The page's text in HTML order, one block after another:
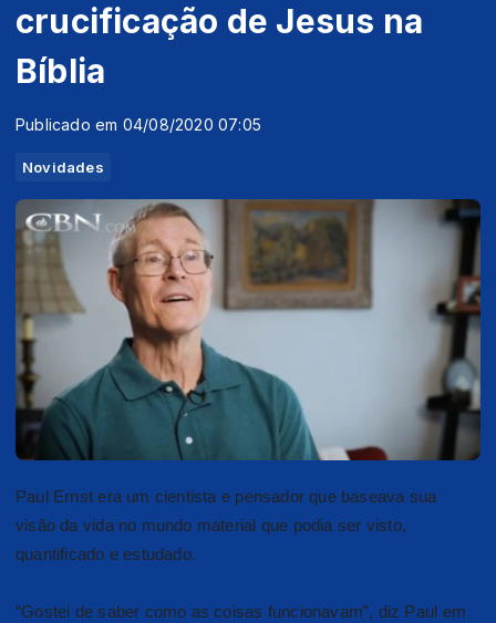
crucificação de Jesus na
Bíblia
Publicado em 04/08/2020 07:05
Novidades
Paul Ernst era um cientista e pensador que baseava sua
visão da vida no mundo material que podia ser visto,
quantificado e estudado.
“Gostei de saber como as coisas funcionavam”, diz Paul em